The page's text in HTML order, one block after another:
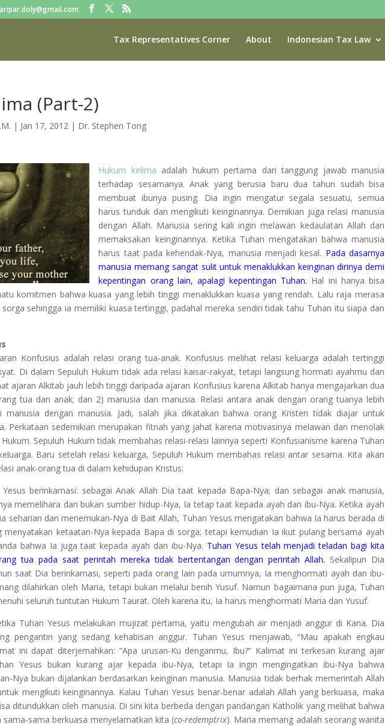
Tax Representatives Corner About Indonesian Tax Law
(Part-2)
| Jan 17, 2012 | Dr. Stephen Tong
Hukum kelima adalah hukum pertama dari tanggung jawab manusia
terhadap sesamanya. Anak yang berusia baru dua tahun sudah bisa
membuat ibunya pusing. Dia ingin mengatur segala sesuatu, semua
harus tunduk dan mengikuti keinginannya. Demikian juga relasi manusia
dengan Allah. Manusia sering kali ingin melawan kedaulatan Allah dan
memaksakan keinginannya. Ketika Tuhan mengatakan bahwa manusia
harus taat pada kehendak-Nya, manusia menjadi kesal. Pada dasarnya
manusia memang sangat sulit untuk menaklukkan keinginan dirinya demi
kepentingan orang lain, apalagi kepentingan Tuhan. Hal ini hanya bisa
komitmen bahwa kuasa yang lebih tinggi menaklukkan kuasa yang rendah. Lalu raja merasa
sehingga ia memiliki kuasa tertinggi, padahal mereka sendiri tidak tahu Tuhan itu siapa dan
Konfusius adalah relasi orang tua-anak. Konfusius melihat relasi keluarga adalah tertinggi
Di dalam Sepuluh Hukum tidak ada relasi kaisar-rakyat, tetapi langsung hormati ayahmu dan
ajaran Alkitab jauh lebih tinggi daripada ajaran Konfusius karena Alkitab hanya mengajarkan dua
tua dan anak; dan 2) manusia dan manusia. Relasi antara anak dengan orang tuanya lebih
manusia dengan manusia. Jadi, salah jika dikatakan bahwa orang Kristen tidak diajar untuk
Perkataan sedemikian merupakan fitnah yang jahat karena motivasinya melawan dan menolak
Sepuluh Hukum tidak membahas relasi-relasi lainnya seperti Konfusianisme karena Tuhan
Baru setelah relasi keluarga, Sepuluh Hukum membahas relasi antar sesama. Kita akan
anak-orang tua di dalam kehidupan Kristus:
berinkarnasi: sebagai Anak Allah Dia taat kepada Bapa-Nya; dan sebagai anak manusia,
memelihara dan bukan sumber hidup-Nya, Ia tetap taat kepada ayah dan ibu-Nya. Ketika ayah
seharian dan menemukan-Nya di Bait Allah, Tuhan Yesus mengatakan bahwa Ia harus berada di
menyatakan ketaatan-Nya kepada Bapa di sorga; tetapi kemudian Ia ikut pulang bersama ayah
bahwa Ia juga taat kepada ayah dan ibu-Nya. Tuhan Yesus telah menjadi teladan bagi kita
tua pada saat perintah mereka tidak bertentangan dengan perintah Allah. Sekalipun Dia
saat Dia berinkarnasi, seperti pada orang lain pada umumnya, Ia menghormati ayah dan ibu-
dilahirkan oleh Maria, tetapi bukan melalui benih Yusuf. Namun bagaimana pun juga, Tuhan
seluruh tuntutan Hukum Taurat. Oleh karena itu, Ia harus menghormati Maria dan Yusuf.
Tuhan Yesus melakukan mujizat pertama, yaitu mengubah air menjadi anggur di Kana. Dia
pengantin yang sedang kehabisan anggur. Tuhan Yesus menjawab, “Mau apakah engkau
ini dapat diterjemahkan: “Apa urusan-Ku denganmu, Ibu?” Kalimat ini terkesan kurang ajar
Yesus bukan kurang ajar kepada ibu-Nya, tetapi Ia ingin mengingatkan ibu-Nya bahwa
Nya bukan dijalankan berdasarkan keinginan manusia. Manusia tidak berhak memerintah Allah
mengikuti keinginannya. Kalau Tuhan Yesus benar-benar adalah Allah yang berkuasa, maka
ditundukkan oleh manusia. Di sini kita berbeda dengan pandangan Katholik yang melihat bahwa
sama-sama berkuasa menyelamatkan kita (co-redemptrix). Maria memang adalah seorang wanita